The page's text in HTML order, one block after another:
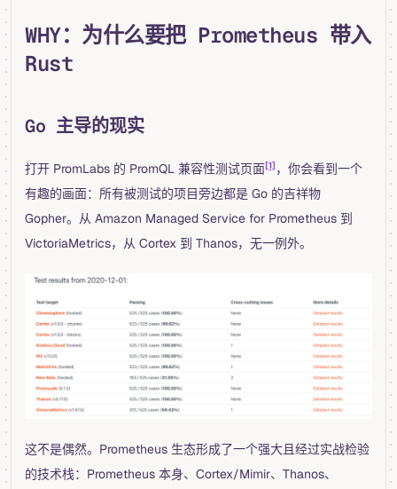
WHY：为什么要把 Prometheus 带入
Rust
Go 主导的现实
打开 PromLabs 的 PromQL 兼容性测试页面[1] ，你会看到一个
有趣的画面：所有被测试的项目旁边都是 Go 的吉祥物
Gopher。从 Amazon Managed Service for Prometheus 到
VictoriaMetrics，从 Cortex 到 Thanos，无一例外。
这不是偶然。Prometheus 生态形成了一个强大且经过实战检验
的技术栈：Prometheus 本身、Cortex/Mimir、Thanos、